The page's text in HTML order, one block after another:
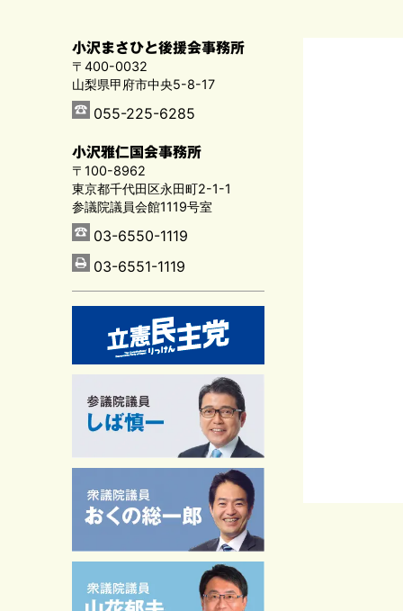
小沢まさひと後援会事務所
〒400-0032
山梨県甲府市中央5-8-17
055-225-6285
小沢雅仁国会事務所
〒100-8962
東京都千代田区永田町2-1-1
参議院議員会館1119号室
03-6550-1119
03-6551-1119